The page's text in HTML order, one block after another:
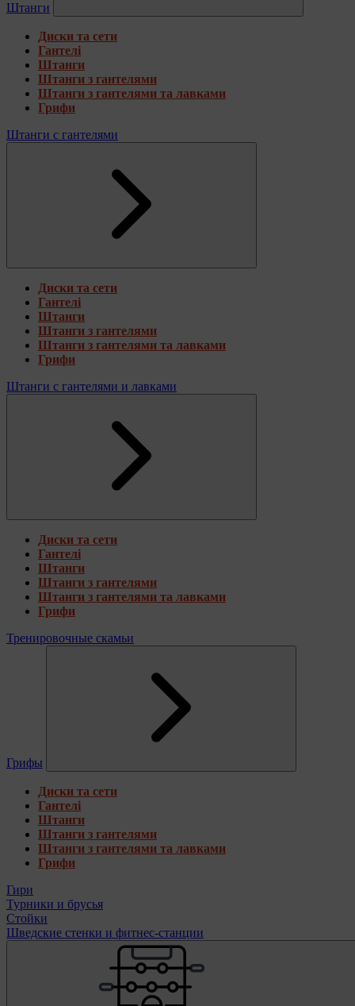
Штанги
Диски та сети
Гантелі
Штанги
Штанги з гантелями
Штанги з гантелями та лавками
Грифи
Штанги с гантелями
Диски та сети
Гантелі
Штанги
Штанги з гантелями
Штанги з гантелями та лавками
Грифи
Штанги с гантелями и лавками
Диски та сети
Гантелі
Штанги
Штанги з гантелями
Штанги з гантелями та лавками
Грифи
Тренировочные скамьи
Грифы
Диски та сети
Гантелі
Штанги
Штанги з гантелями
Штанги з гантелями та лавками
Грифи
Гири
Турники и брусья
Стойки
Шведские стенки и фитнес-станции